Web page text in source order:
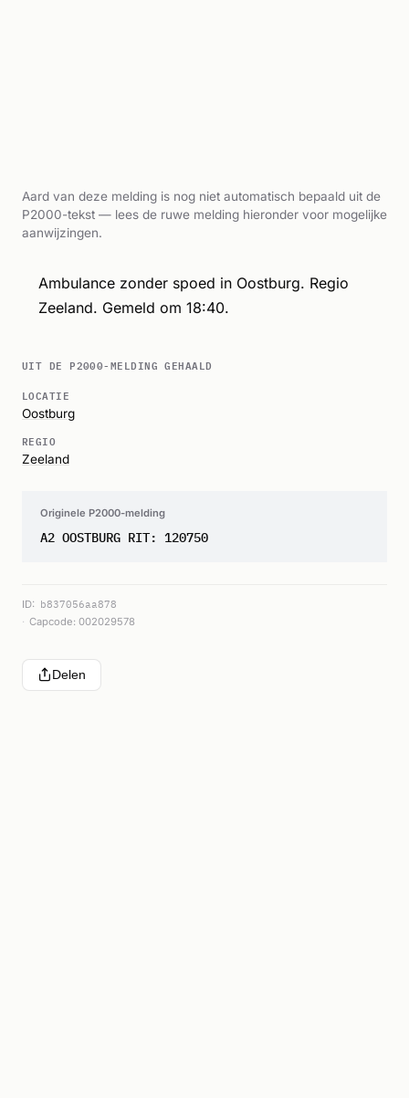
Aard van deze melding is nog niet automatisch bepaald uit de
P2000-tekst — lees de ruwe melding hieronder voor mogelijke
aanwijzingen.
Ambulance zonder spoed in Oostburg. Regio
Zeeland. Gemeld om 18:40.
UIT DE P2000-MELDING GEHAALD
LOCATIE
Oostburg
REGIO
Zeeland
Originele P2000-melding
A2 OOSTBURG RIT: 120750
ID: b837056aa878
Capcode: 002029578
Delen